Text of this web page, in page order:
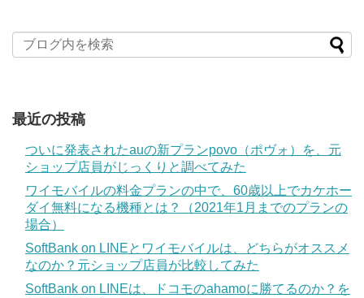
最近の投稿
ついに発表されたauの新プランpovo（ポヴォ）を、元
ショップ店員がじっくりと調べてみた
ワイモバイルの料金プランの中で、60歳以上でカケホー
ダイ無料になる機種とは？（2021年1月までのプランの
場合）
SoftBank on LINEとワイモバイルは、どちらがオススメ
なのか？元ショップ店員が比較してみた
SoftBank on LINEは、ドコモのahamoに勝てるのか？を